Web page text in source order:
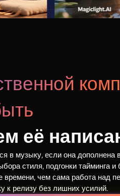
её
в музыку, если она дополнена
стиля, подгонки тайминга и
времени, чем сама работа над
к релизу без лишних усилий.